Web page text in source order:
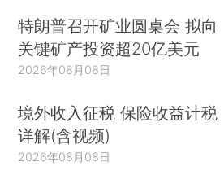
特朗普召开矿业圆桌会 拟向
关键矿产投资超20亿美元
2026年08月08日
境外收入征税 保险收益计税
详解(含视频)
2026年08月08日